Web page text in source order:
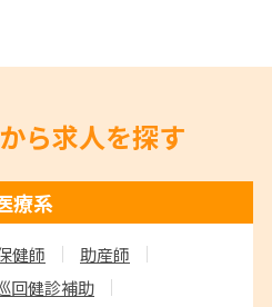
ら求人を探す
療系
健師
助産師
回健診補助